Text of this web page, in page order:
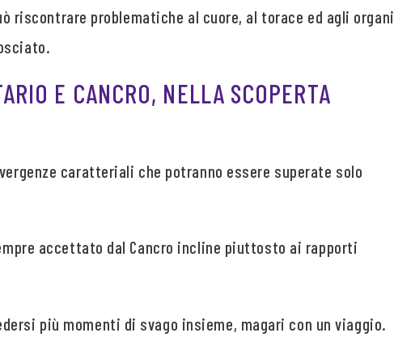
riscontrare problematiche al cuore, al torace ed agli organi
E CANCRO, NELLA SCOPERTA
caratteriali che potranno essere superate solo
accettato dal Cancro incline piuttosto ai rapporti
più momenti di svago insieme, magari con un viaggio.